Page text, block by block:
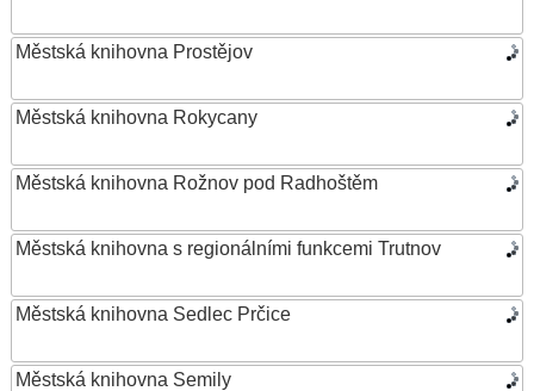
Městská knihovna Prostějov
Městská knihovna Rokycany
Městská knihovna Rožnov pod Radhoštěm
Městská knihovna s regionálními funkcemi Trutnov
Městská knihovna Sedlec Prčice
Městská knihovna Semily